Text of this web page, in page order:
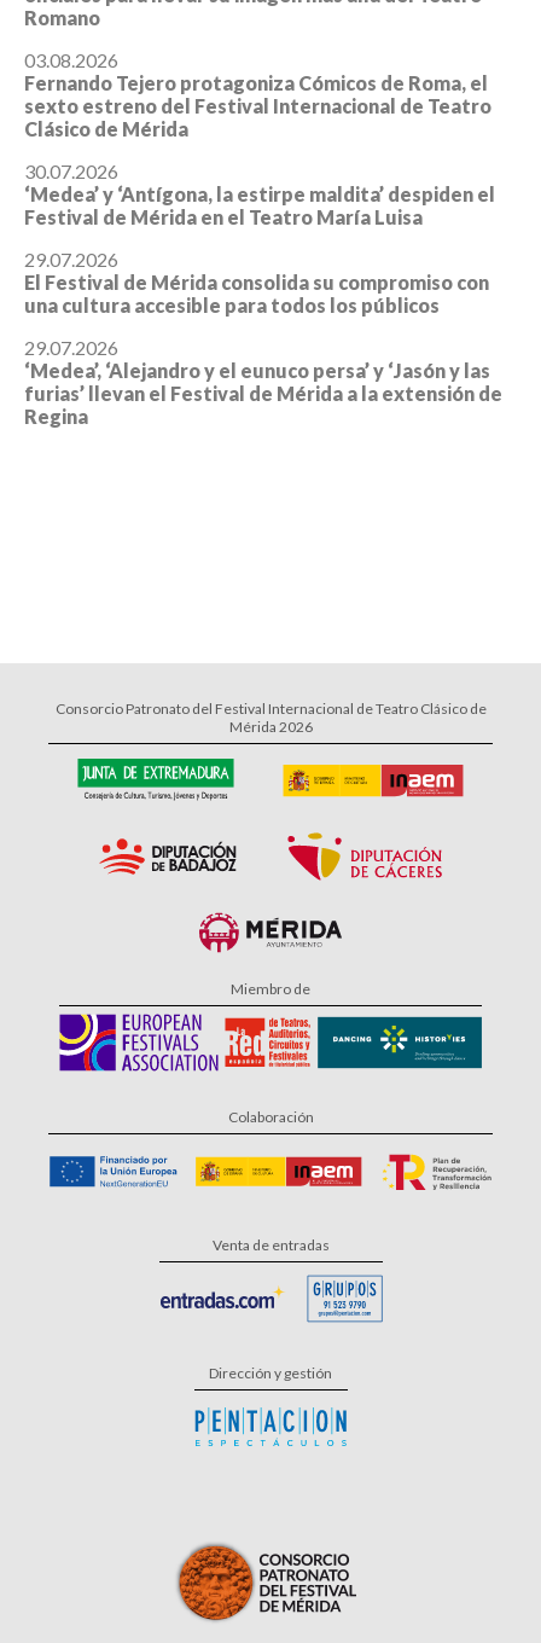
Romano
03.08.2026
Fernando Tejero protagoniza Cómicos de Roma, el
sexto estreno del Festival Internacional de Teatro
Clásico de Mérida
30.07.2026
‘Medea’ y ‘Antígona, la estirpe maldita’ despiden el
Festival de Mérida en el Teatro María Luisa
29.07.2026
El Festival de Mérida consolida su compromiso con
una cultura accesible para todos los públicos
29.07.2026
‘Medea’, ‘Alejandro y el eunuco persa’ y ‘Jasón y las
furias’ llevan el Festival de Mérida a la extensión de
Regina
Consorcio Patronato del Festival Internacional de Teatro Clásico de
Mérida 2026
Miembro de
Colaboración
Venta de entradas
Dirección y gestión